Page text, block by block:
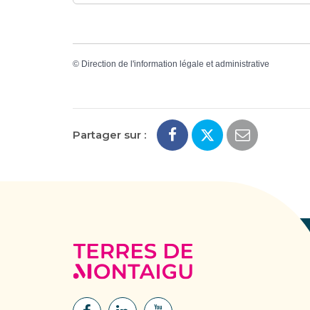
© Direction de l'information légale et administrative
Partager sur :